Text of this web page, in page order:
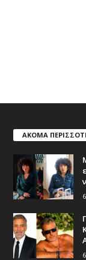
ΑΚΟΜΑ